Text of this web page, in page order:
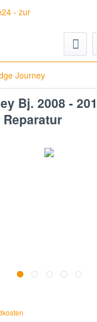
Journey
Bj. 2008 -